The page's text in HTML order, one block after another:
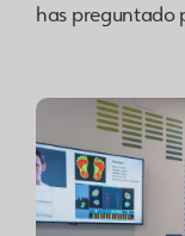
has preguntado